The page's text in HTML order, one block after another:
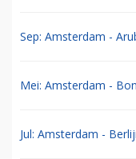
Sep: Amsterdam -
Mei: Amsterdam -
Jul: Amsterdam -